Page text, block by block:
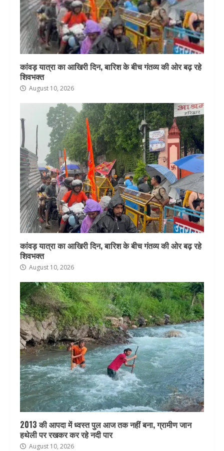
कांवड़ यात्रा का आखिरी दिन, बारिश के बीच गंतव्य की ओर बढ़ रहे
शिवभक्त
August 10, 2026
कांवड़ यात्रा का आखिरी दिन, बारिश के बीच गंतव्य की ओर बढ़ रहे
शिवभक्त
August 10, 2026
2013 की आपदा में ध्वस्त पुल आज तक नहीं बना, ग्रामीण जान
हथेली पर रखकर कर रहे नदी पार
August 10, 2026